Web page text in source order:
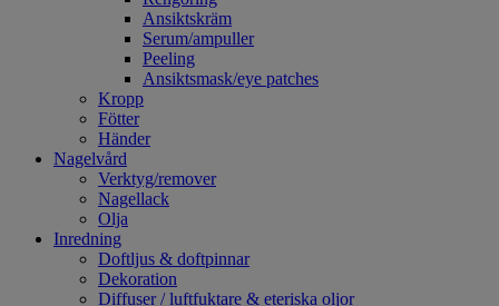
Ansiktskräm
Serum/ampuller
Peeling
Ansiktsmask/eye patches
Kropp
Fötter
Händer
Nagelvård
Verktyg/remover
Nagellack
Olja
Inredning
Doftljus & doftpinnar
Dekoration
Diffuser / luftfuktare & eteriska oljor